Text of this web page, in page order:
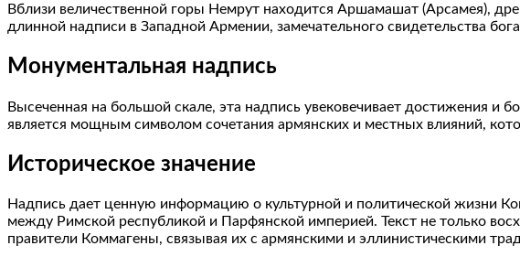
Вблизи величественной горы Немрут находится Аршамашат (Арсамея),
длинной надписи в Западной Армении, замечательного свидетельства
Монументальная надпись
Высеченная на большой скале, эта надпись увековечивает достижения
является мощным символом сочетания армянских и местных влияний,
Историческое значение
Надпись дает ценную информацию о культурной и политической жизни
между Римской республикой и Парфянской империей. Текст не только
правители Коммагены, связывая их с армянскими и эллинистическими